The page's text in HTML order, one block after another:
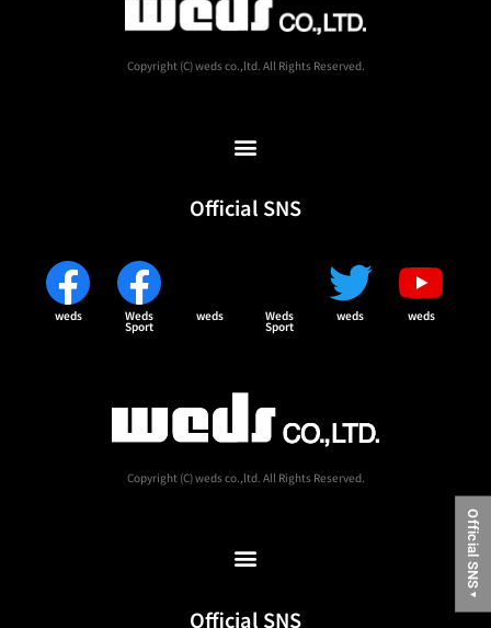
Official SNS
▼
Copyright (C) weds co.,ltd. All Rights Reserved.
Official SNS
weds Weds
Sport
weds Weds
Sport
weds weds
Copyright (C) weds co.,ltd. All Rights Reserved.
Official SNS